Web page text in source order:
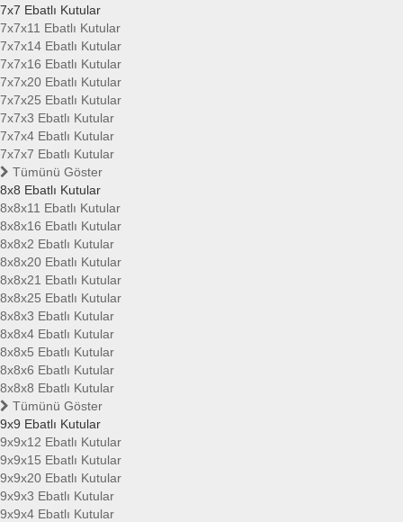
7x7 Ebatlı Kutular
7x7x11 Ebatlı Kutular
7x7x14 Ebatlı Kutular
7x7x16 Ebatlı Kutular
7x7x20 Ebatlı Kutular
7x7x25 Ebatlı Kutular
7x7x3 Ebatlı Kutular
7x7x4 Ebatlı Kutular
7x7x7 Ebatlı Kutular
Tümünü Göster
8x8 Ebatlı Kutular
8x8x11 Ebatlı Kutular
8x8x16 Ebatlı Kutular
8x8x2 Ebatlı Kutular
8x8x20 Ebatlı Kutular
8x8x21 Ebatlı Kutular
8x8x25 Ebatlı Kutular
8x8x3 Ebatlı Kutular
8x8x4 Ebatlı Kutular
8x8x5 Ebatlı Kutular
8x8x6 Ebatlı Kutular
8x8x8 Ebatlı Kutular
Tümünü Göster
9x9 Ebatlı Kutular
9x9x12 Ebatlı Kutular
9x9x15 Ebatlı Kutular
9x9x20 Ebatlı Kutular
9x9x3 Ebatlı Kutular
9x9x4 Ebatlı Kutular